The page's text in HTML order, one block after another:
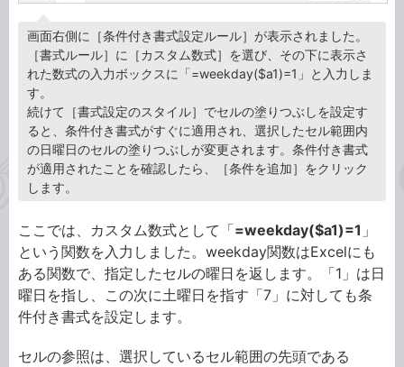
画面右側に［条件付き書式設定ルール］が表示されました。
［書式ルール］に［カスタム数式］を選び、その下に表示さ
れた数式の入力ボックスに「=weekday($a1)=1」と入力しま
す。
続けて［書式設定のスタイル］でセルの塗りつぶしを設定す
ると、条件付き書式がすぐに適用され、選択したセル範囲内
の日曜日のセルの塗りつぶしが変更されます。条件付き書式
が適用されたことを確認したら、［条件を追加］をクリック
します。
ここでは、カスタム数式として「=weekday($a1)=1 」
という関数を入力しました。weekday関数はExcelにも
ある関数で、指定したセルの曜日を返します。「1」は日
曜日を指し、この次に土曜日を指す「7」に対しても条
件付き書式を設定します。
セルの参照は、選択しているセル範囲の先頭である